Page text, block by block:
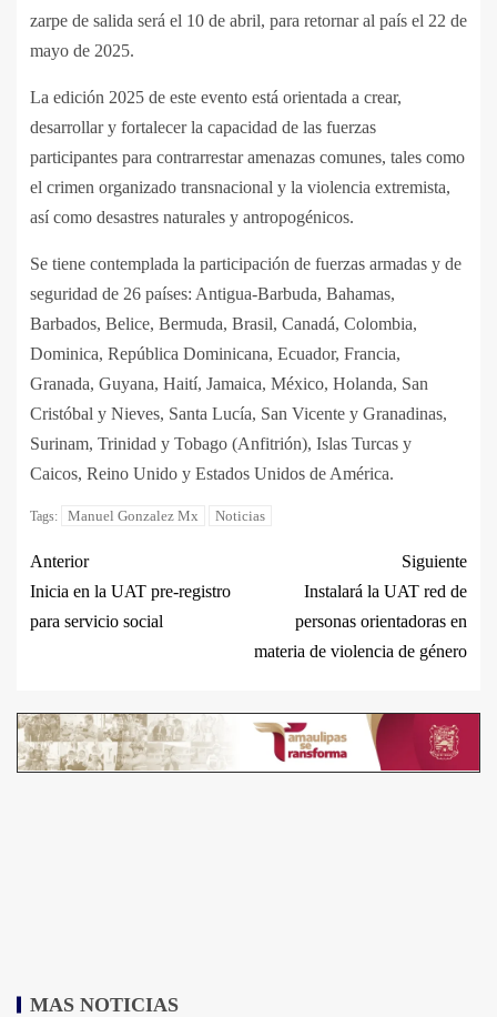
zarpe de salida será el 10 de abril, para retornar al país el 22 de
mayo de 2025.
La edición 2025 de este evento está orientada a crear,
desarrollar y fortalecer la capacidad de las fuerzas
participantes para contrarrestar amenazas comunes, tales como
el crimen organizado transnacional y la violencia extremista,
así como desastres naturales y antropogénicos.
Se tiene contemplada la participación de fuerzas armadas y de
seguridad de 26 países: Antigua-Barbuda, Bahamas,
Barbados, Belice, Bermuda, Brasil, Canadá, Colombia,
Dominica, República Dominicana, Ecuador, Francia,
Granada, Guyana, Haití, Jamaica, México, Holanda, San
Cristóbal y Nieves, Santa Lucía, San Vicente y Granadinas,
Surinam, Trinidad y Tobago (Anfitrión), Islas Turcas y
Caicos, Reino Unido y Estados Unidos de América.
Tags: Manuel Gonzalez Mx Noticias
Anterior
Inicia en la UAT pre-registro
para servicio social
Siguiente
Instalará la UAT red de
personas orientadoras en
materia de violencia de género
MAS NOTICIAS